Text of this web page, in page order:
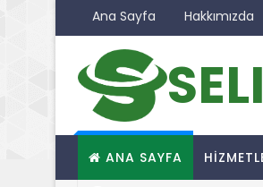
Ana Sayfa Hakkımızda
ANA SAYFA